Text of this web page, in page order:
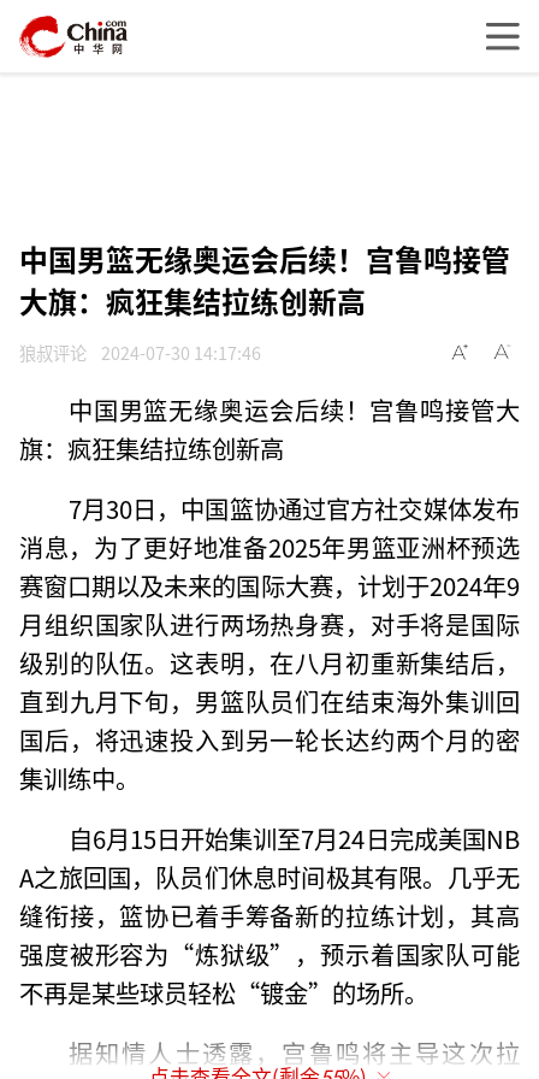
中国男篮无缘奥运会后续！宫鲁鸣接管
大旗：疯狂集结拉练创新高
狼叔评论 2024-07-30 14:17:46
中国男篮无缘奥运会后续！宫鲁鸣接管大
旗：疯狂集结拉练创新高
7月30日，中国篮协通过官方社交媒体发布
消息，为了更好地准备2025年男篮亚洲杯预选
赛窗口期以及未来的国际大赛，计划于2024年9
月组织国家队进行两场热身赛，对手将是国际
级别的队伍。这表明，在八月初重新集结后，
直到九月下旬，男篮队员们在结束海外集训回
国后，将迅速投入到另一轮长达约两个月的密
集训练中。
自6月15日开始集训至7月24日完成美国NB
A之旅回国，队员们休息时间极其有限。几乎无
缝衔接，篮协已着手筹备新的拉练计划，其高
强度被形容为“炼狱级”，预示着国家队可能
不再是某些球员轻松“镀金”的场所。
据知情人士透露，宫鲁鸣将主导这次拉